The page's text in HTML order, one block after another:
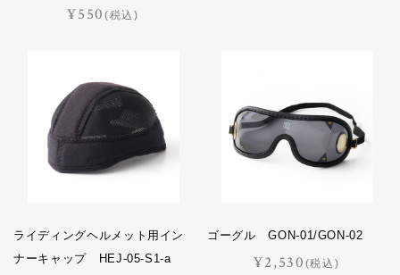
¥550 (税込)
ライディングヘルメット用イン
ナーキャップ HEJ-05-S1-a
ゴーグル GON-01/GON-02
¥2,530 (税込)
オーダーメイド
ポイント交換品
ピッコラ
ピルエット
ピント
ファセット
フリージアン